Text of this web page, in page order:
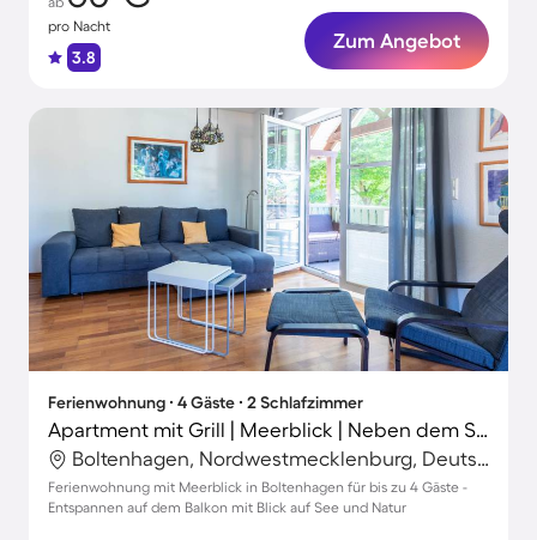
pro Nacht
3.8
Zum Angebot
Ferienwohnung ∙ 4 Gäste ∙ 2 Schlafzimmer
Apartment mit Grill | Meerblick | Neben dem Strand | Haustierfreundlich
Boltenhagen, Nordwestmecklenburg, Deutschland
Ferienwohnung mit Meerblick in Boltenhagen für bis zu 4 Gäste -
Entspannen auf dem Balkon mit Blick auf See und Natur